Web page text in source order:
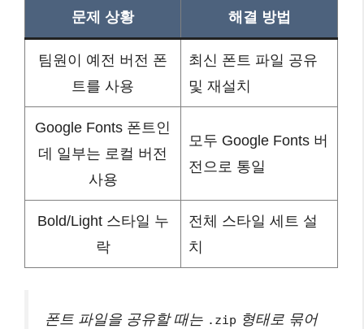
문제 상황 해결 방법
팀원이 예전 버전 폰
트를 사용
최신 폰트 파일 공유
및 재설치
Google Fonts 폰트인
데 일부는 로컬 버전
사용
모두 Google Fonts 버
전으로 통일
Bold/Light 스타일 누
락
전체 스타일 세트 설
치
폰트 파일을 공유할 때는 .zip 형태로 묶어